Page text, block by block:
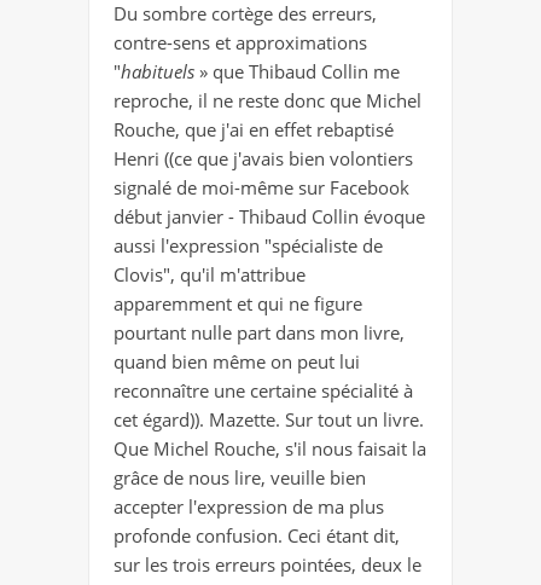
Du sombre cortège des erreurs,
contre-sens et approximations
"habituels » que Thibaud Collin me
reproche, il ne reste donc que Michel
Rouche, que j'ai en effet rebaptisé
Henri ((ce que j'avais bien volontiers
signalé de moi-même sur Facebook
début janvier - Thibaud Collin évoque
aussi l'expression "spécialiste de
Clovis", qu'il m'attribue
apparemment et qui ne figure
pourtant nulle part dans mon livre,
quand bien même on peut lui
reconnaître une certaine spécialité à
cet égard)). Mazette. Sur tout un livre.
Que Michel Rouche, s'il nous faisait la
grâce de nous lire, veuille bien
accepter l'expression de ma plus
profonde confusion. Ceci étant dit,
sur les trois erreurs pointées, deux le